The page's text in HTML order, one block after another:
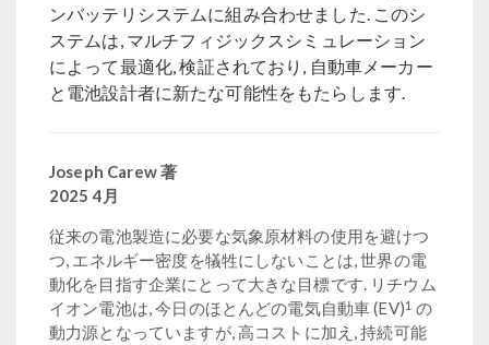
ンバッテリシステムに組み合わせました. このシ
ステムは, マルチフィジックスシミュレーション
によって最適化, 検証されており, 自動車メーカー
と電池設計者に新たな可能性をもたらします.
Joseph Carew 著
2025 4月
従来の電池製造に必要な気象原材料の使用を避けつ
つ, エネルギー密度を犠牲にしないことは, 世界の電
動化を目指す企業にとって大きな目標です. リチウム
イオン電池は, 今日のほとんどの電気自動車 (EV)1 の
動力源となっていますが, 高コストに加え, 持続可能